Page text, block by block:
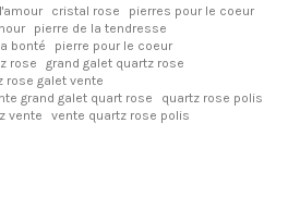
cristal rose
pierres pour le coeur
pierre de la tendresse
bonté
pierre pour le coeur
rose
grand galet quartz rose
rose galet vente
grand galet quart rose
quartz rose polis
vente vente quartz rose polis